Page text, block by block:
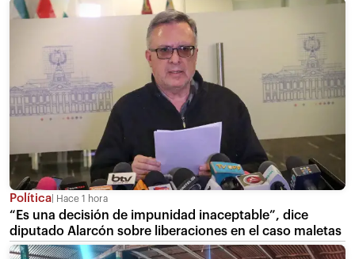
Política Hace 1 hora
“Es una decisión de impunidad inaceptable”, dice
diputado Alarcón sobre liberaciones en el caso maletas